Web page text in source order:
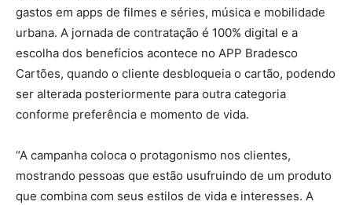
gastos em apps de filmes e séries, música e mobilidade
urbana. A jornada de contratação é 100% digital e a
escolha dos benefícios acontece no APP Bradesco
Cartões, quando o cliente desbloqueia o cartão, podendo
ser alterada posteriormente para outra categoria
conforme preferência e momento de vida.
“A campanha coloca o protagonismo nos clientes,
mostrando pessoas que estão usufruindo de um produto
que combina com seus estilos de vida e interesses. A